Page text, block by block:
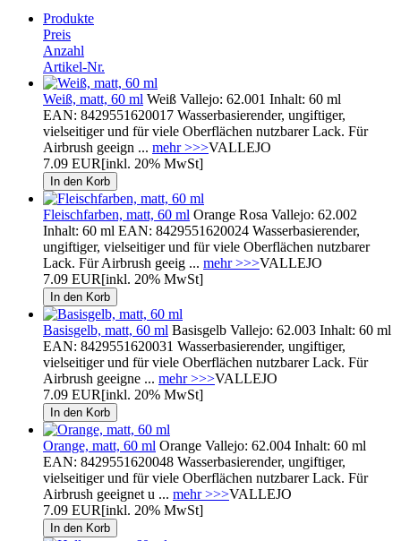
Produkte
Preis
Anzahl
Artikel-Nr.
Weiß, matt, 60 ml Weiß Vallejo: 62.001 Inhalt: 60 ml
EAN: 8429551620017 Wasserbasierender, ungiftiger,
vielseitiger und für viele Oberflächen nutzbarer Lack. Für
Airbrush geeign ... mehr >>>VALLEJO
7.09 EUR[inkl. 20% MwSt]
Fleischfarben, matt, 60 ml Orange Rosa Vallejo: 62.002
Inhalt: 60 ml EAN: 8429551620024 Wasserbasierender,
ungiftiger, vielseitiger und für viele Oberflächen nutzbarer
Lack. Für Airbrush geeig ... mehr >>>VALLEJO
7.09 EUR[inkl. 20% MwSt]
Basisgelb, matt, 60 ml Basisgelb Vallejo: 62.003 Inhalt: 60 ml
EAN: 8429551620031 Wasserbasierender, ungiftiger,
vielseitiger und für viele Oberflächen nutzbarer Lack. Für
Airbrush geeigne ... mehr >>>VALLEJO
7.09 EUR[inkl. 20% MwSt]
Orange, matt, 60 ml Orange Vallejo: 62.004 Inhalt: 60 ml
EAN: 8429551620048 Wasserbasierender, ungiftiger,
vielseitiger und für viele Oberflächen nutzbarer Lack. Für
Airbrush geeignet u ... mehr >>>VALLEJO
7.09 EUR[inkl. 20% MwSt]